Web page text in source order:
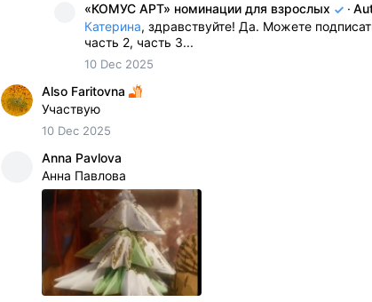
«КОМУС АРТ» номинации для взрослых ·
Катерина, здравствуйте! Да. Можете
часть 2, часть 3...
10 Dec 2025
Also Faritovna
Участвую
10 Dec 2025
Anna Pavlova
Анна Павлова